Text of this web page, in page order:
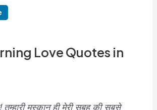
Love Quotes in
तुम्हारी मुस्कान ही मेरी सुबह की सबसे